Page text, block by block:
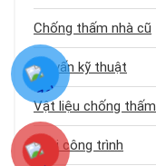
Chống thấm nhà cũ
Tư vấn kỹ thuật
Vật liệu chống thấm
Loại công trình